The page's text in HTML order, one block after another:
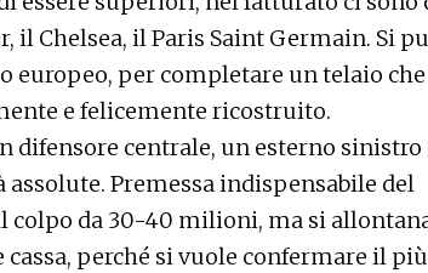
il Chelsea, il Paris Saint Germain. Si
europeo, per completare un telaio che
e felicemente ricostruito.
difensore centrale, un esterno sinistro
Premessa indispensabile del
colpo da 30-40 milioni, ma si
cassa, perché si vuole confermare il più